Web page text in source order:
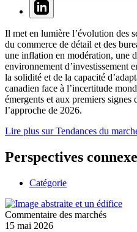
Il met en lumière l’évolution des
du commerce de détail et des
une inflation en modération, une
environnement d’investissement
la solidité et de la capacité
canadien face à l’incertitude
émergents et aux premiers signes
l’approche de 2026.
Lire plus sur Tendances du
Perspectives
Catégorie
Commentaire des marchés
15 mai 2026